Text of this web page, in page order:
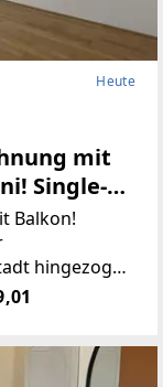
Heute
mit
Single-
Balkon!
hingezogen